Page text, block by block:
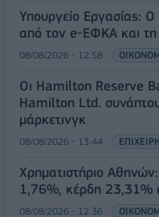
Υπουργείο Εργασίας:
από τον e-ΕΦΚΑ και
08/08/2026 - 12:58
Οι Hamilton Reserve
Hamilton Ltd.
μάρκετινγκ
08/08/2026 - 13:44
Χρηματιστήριο
1,76%, κέρδη 23,31%
08/08/2026 - 12:36